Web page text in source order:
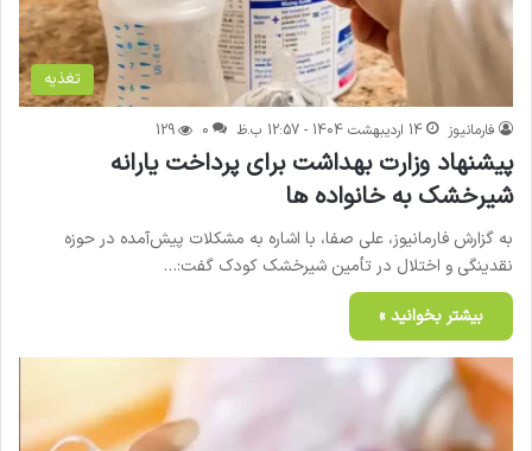
تغذیه
فارمانیوز 14 اردیبهشت 1404 - 12:57 ب.ظ 0
129
پیشنهاد وزارت بهداشت برای پرداخت یارانه
شیرخشک به خانواده ها
به گزارش فارمانیوز، علی صفا، با اشاره به مشکلات پیش‌آمده در حوزه
نقدینگی و اختلال در تأمین شیرخشک کودک گفت:…
بیشتر بخوانید »